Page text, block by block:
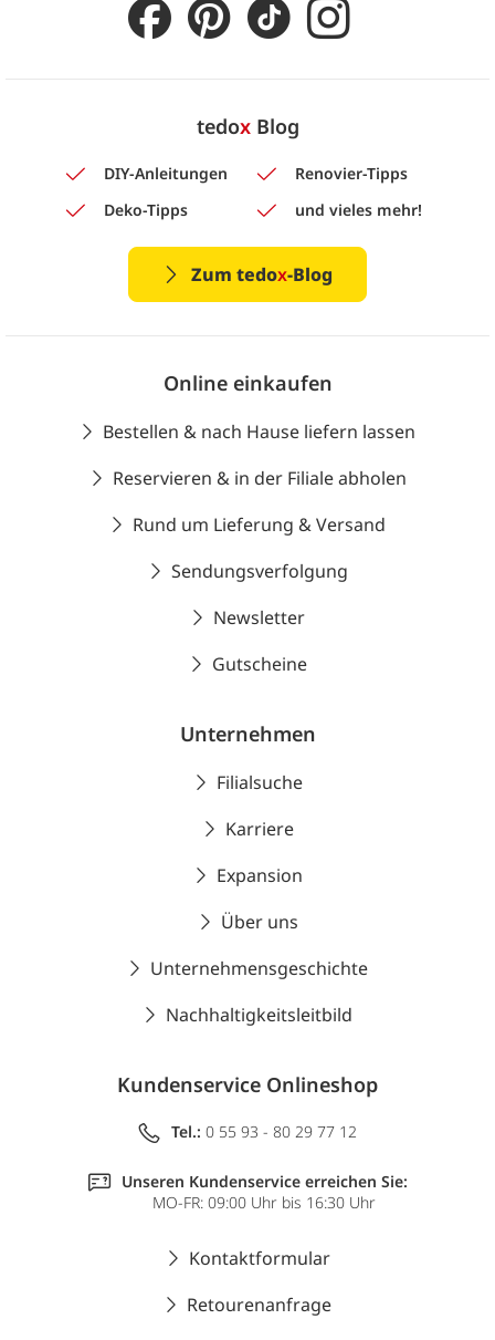
tedoxBlog
DIY-Anleitungen
Renovier-Tipps
Deko-Tipps
und vieles mehr!
Zum tedox-Blog
Online einkaufen
Bestellen & nach Hause liefern lassen
Reservieren & in der Filiale abholen
Rund um Lieferung & Versand
Sendungsverfolgung
Newsletter
Gutscheine
Unternehmen
Filialsuche
Karriere
Expansion
Über uns
Unternehmensgeschichte
Nachhaltigkeitsleitbild
Kundenservice Onlineshop
Tel.: 0 55 93 - 80 29 77 12
Unseren Kundenservice erreichen Sie:
MO-FR: 09:00 Uhr bis 16:30 Uhr
Kontaktformular
Retourenanfrage